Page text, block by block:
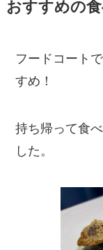
おすすめの
フードコート
すめ！
持ち帰って食
した。